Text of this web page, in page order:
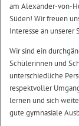
am Alexander-von-
Süden! Wir freuen
Interesse an unserer
Wir sind ein
Schülerinnen und
unterschiedliche
respektvoller
lernen und sich
gute gymnasiale